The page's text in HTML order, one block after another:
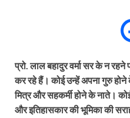
प्रो. लाल बहादुर वर्मा सर के न
कर रहे हैं। कोई उन्हें अपना गुरु होने
मित्र और सहकर्मी होने के नाते।
और इतिहासकार की भूमिका की